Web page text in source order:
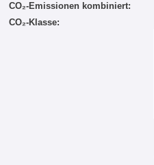
CO₂-Emissionen kombiniert:
CO₂-Klasse: